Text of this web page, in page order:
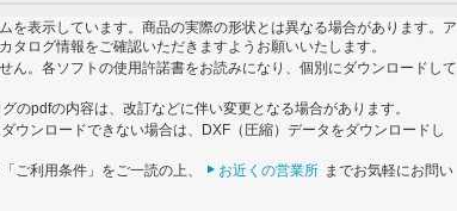
を表示しています。商品の実際の形状とは異なる場合があります。ア
タログ情報をご確認いただきますようお願いいたします。
ん。各ソフトの使用許諾書をお読みになり、個別にダウンロードして
のpdfの内容は、改訂などに伴い変更となる場合があります。
ウンロードできない場合は、DXF（圧縮）データをダウンロードし
ご利用条件」をご一読の上、
お近くの営業所 までお気軽にお問い